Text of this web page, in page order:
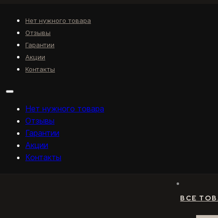
Нет нужного товара
Отзывы
Гарантии
Акции
Контакты
Нет нужного товара
Отзывы
Гарантии
Акции
Контакты
ВСЕ